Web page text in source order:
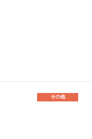
その他